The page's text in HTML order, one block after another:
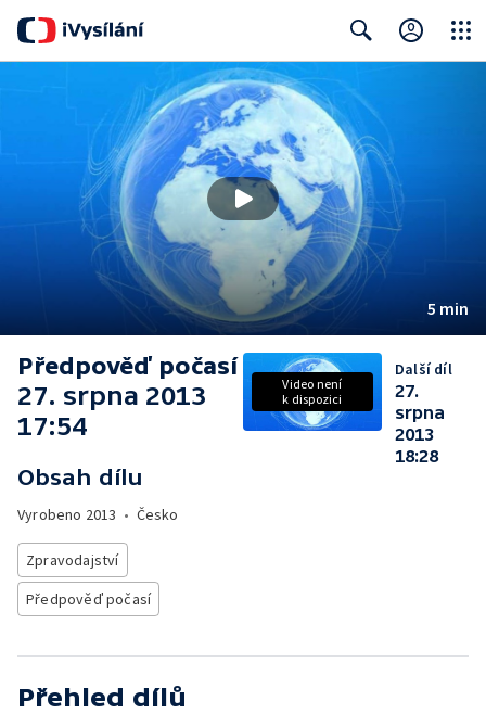
5 min
Předpověď počasí
27. srpna 2013
17:54
Obsah dílu
Vyrobeno 2013 • Česko
Zpravodajství
Předpověď počasí
Video není
k dispozici
Další díl
27.
srpna
2013
18:28
Přehled dílů